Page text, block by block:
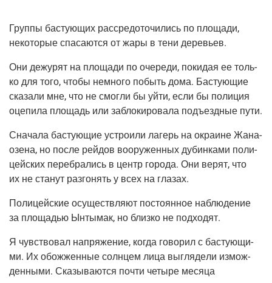
Груп­пы басту­ю­щих рас­сре­до­то­чи­лись по пло­ща­ди,
неко­то­рые спа­са­ют­ся от жары в тени деревьев.
Они дежу­рят на пло­ща­ди по оче­ре­ди, поки­дая ее толь­
ко для того, что­бы немно­го побыть дома. Басту­ю­щие
ска­за­ли мне, что не смог­ли бы уйти, если бы поли­ция
оце­пи­ла пло­щадь или забло­ки­ро­ва­ла подъ­езд­ные пути.
Сна­ча­ла басту­ю­щие устро­и­ли лагерь на окра­ине Жана­
о­зе­на, но после рей­дов воору­жен­ных дубин­ка­ми поли­
цей­ских пере­бра­лись в центр горо­да. Они верят, что
их не ста­нут раз­го­нять у всех на глазах.
Поли­цей­ские осу­ществ­ля­ют посто­ян­ное наблю­де­ние
за пло­ща­дью Ынты­мак, но близ­ко не подходят.
Я чув­ство­вал напря­же­ние, когда гово­рил с басту­ю­щи­
ми. Их обо­жжен­ные солн­цем лица выгля­де­ли измож­
ден­ны­ми. Ска­зы­ва­ют­ся почти четы­ре меся­ца